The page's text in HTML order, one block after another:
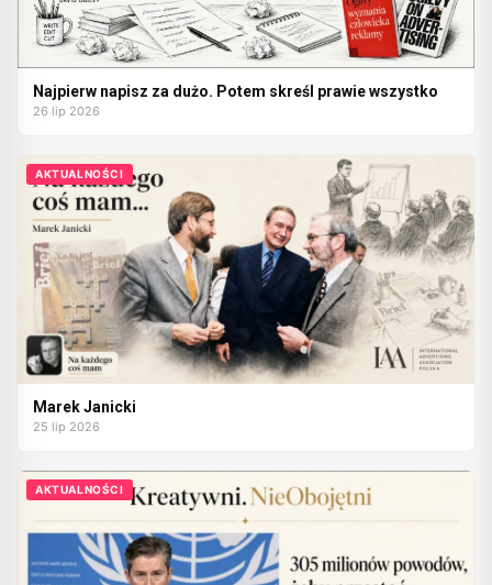
Najpierw napisz za dużo. Potem skreśl prawie wszystko
26 lip 2026
AKTUALNOŚCI
Marek Janicki
25 lip 2026
AKTUALNOŚCI